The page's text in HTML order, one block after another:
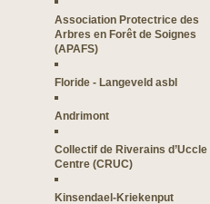
Association Protectrice des
Arbres en Forêt de Soignes
(APAFS)
Floride - Langeveld asbl
Andrimont
Collectif de Riverains d’Uccle
Centre (CRUC)
Kinsendael-Kriekenput